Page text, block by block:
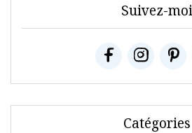
Suivez-moi
Catégories